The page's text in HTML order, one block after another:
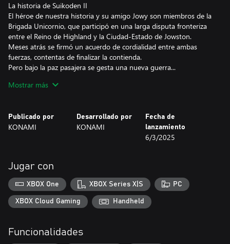
La historia de Suikoden II
El héroe de nuestra historia y su amigo Jowy son miembros de la
Brigada Unicornio, que participó en una larga disputa fronteriza
entre el Reino de Highland y la Ciudad-Estado de Jowston.
Meses atrás se firmó un acuerdo de cordialidad entre ambas
fuerzas, contentas de finalizar la contienda.
Pero bajo la paz pasajera se gesta una nueva guerra...
Características de Suikoden I y Suikoden II HD
・Nuevos efectos de sonido ambientales para sumergirte en este
mundo de fantasía
・El sonido de batalla ahora también está en HD y añade un
・Nuevo sistema de autoguardado
・Avance rápido de la batalla
・Registro de conversación
Mostrar más
Publicado por
KONAMI
Desarrollado por
KONAMI
Fecha de
lanzamiento
6/3/2025
Jugar con
XBOX One XBOX Series X|S PC
XBOX Cloud Gaming Handheld
Funcionalidades